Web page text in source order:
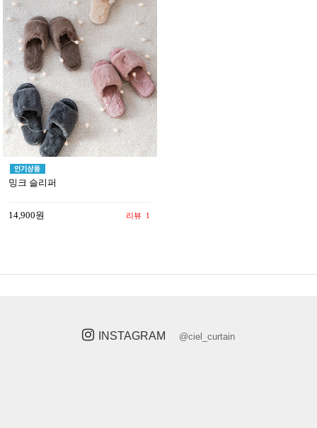
밍크 슬리퍼
14,900원 리뷰 1
INSTAGRAM @ciel_curtain